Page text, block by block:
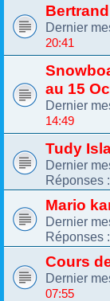
Dernier
20:41
au 15
Dernier
14:49
Tudy
Dernier
Réponses :
Mario
Dernier
Réponses :
Cours
Dernier
07:55